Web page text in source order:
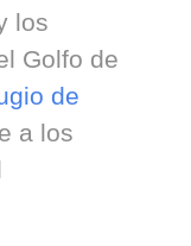
los
Golfo de
de
a los